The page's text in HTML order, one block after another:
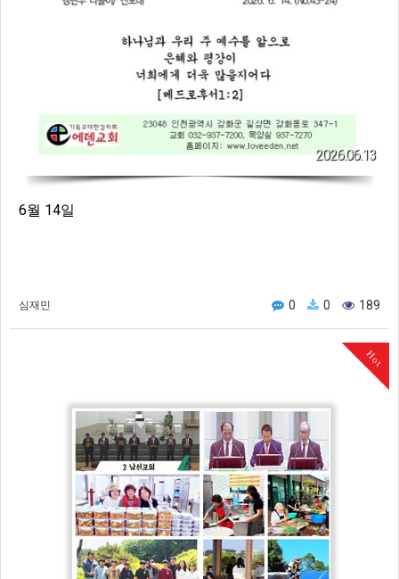
2026.06.13
6월 14일
심재민 0 0 189
Hot